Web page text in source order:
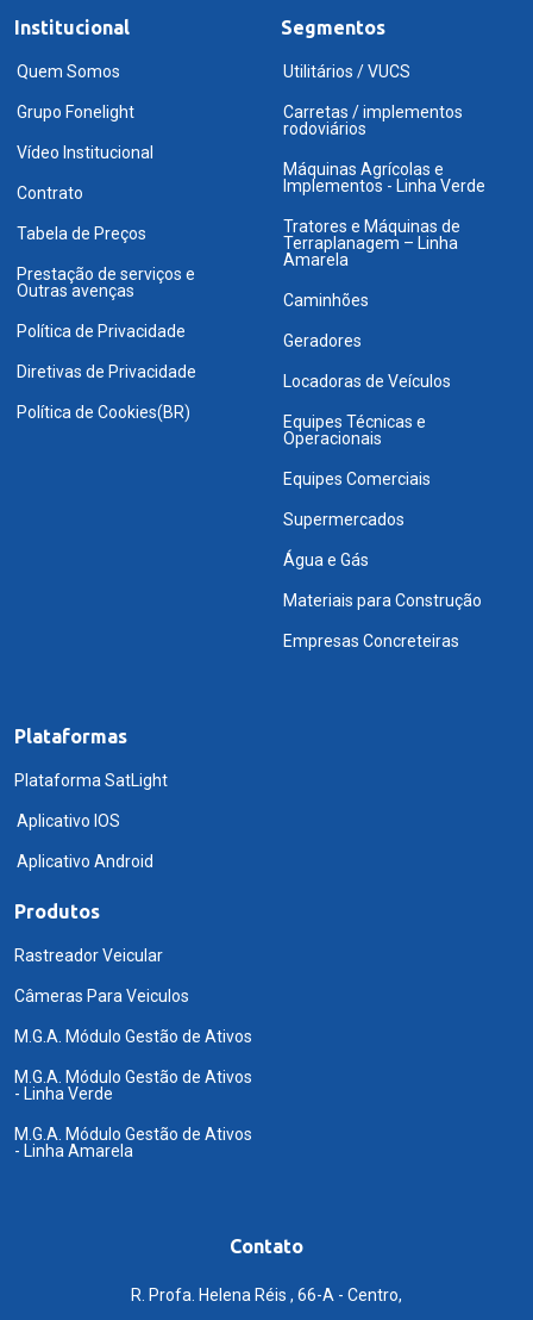
Institucional
Quem Somos
Grupo Fonelight
Vídeo Institucional
Contrato
Tabela de Preços
Prestação de serviços e
Outras avenças
Política de Privacidade
Diretivas de Privacidade
Política de Cookies(BR)
Segmentos
Utilitários / VUCS
Carretas / implementos
rodoviários
Máquinas Agrícolas e
Implementos - Linha Verde
Tratores e Máquinas de
Terraplanagem – Linha
Amarela
Caminhões
Geradores
Locadoras de Veículos
Equipes Técnicas e
Operacionais
Equipes Comerciais
Supermercados
Água e Gás
Materiais para Construção
Empresas Concreteiras
Plataformas
Plataforma SatLight
Aplicativo IOS
Aplicativo Android
Produtos
Rastreador Veicular
Câmeras Para Veiculos
M.G.A. Módulo Gestão de Ativos
M.G.A. Módulo Gestão de Ativos
- Linha Verde
M.G.A. Módulo Gestão de Ativos
- Linha Amarela
Contato
R. Profa. Helena Réis , 66-A - Centro,